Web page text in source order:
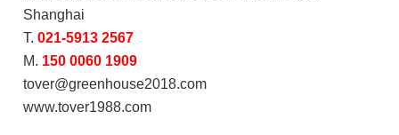
Shanghai
T.021-5913 2567
M. 150 0060 1909
tover@greenhouse2018.com
www.tover1988.com